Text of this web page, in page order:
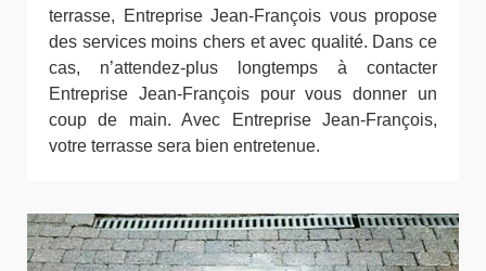
terrasse, Entreprise Jean-François vous propose
des services moins chers et avec qualité. Dans ce
cas, n’attendez-plus longtemps à contacter
Entreprise Jean-François pour vous donner un
coup de main. Avec Entreprise Jean-François,
votre terrasse sera bien entretenue.